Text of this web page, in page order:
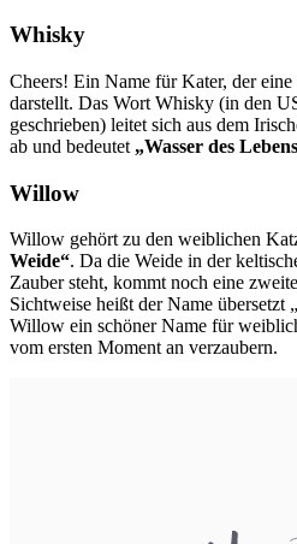
Whisky
Cheers! Ein Name für Kater, der
darstellt. Das Wort Whisky (in den
geschrieben) leitet sich aus dem
ab und bedeutet „Wasser des
Willow
Willow gehört zu den weiblichen
Weide“. Da die Weide in der
Zauber steht, kommt noch eine
Sichtweise heißt der Name übersetzt
Willow ein schöner Name für
vom ersten Moment an verzaubern.